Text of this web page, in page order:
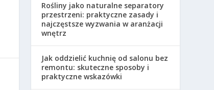
Rośliny jako naturalne separatory
przestrzeni: praktyczne zasady i
najczęstsze wyzwania w aranżacji
wnętrz
Jak oddzielić kuchnię od salonu bez
remontu: skuteczne sposoby i
praktyczne wskazówki